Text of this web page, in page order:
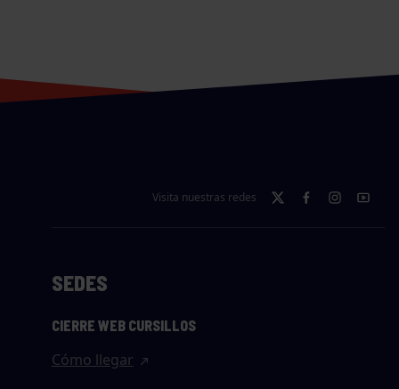
Visita nuestras redes
SEDES
CIERRE WEB CURSILLOS
Cómo llegar